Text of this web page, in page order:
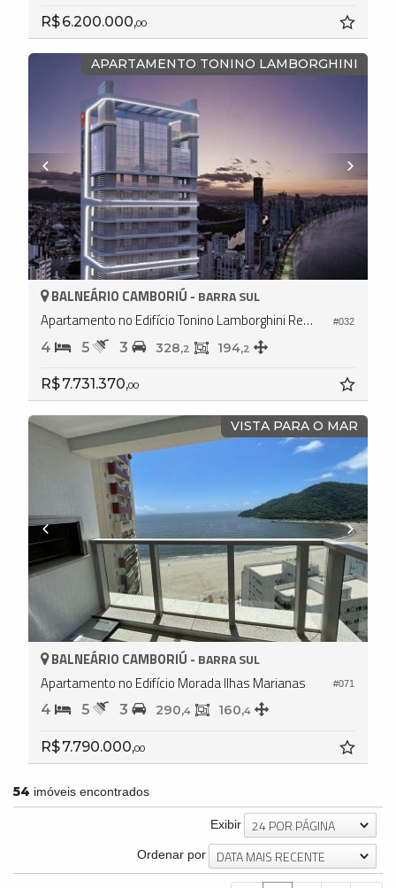
R$ 6.200.000,00
APARTAMENTO TONINO LAMBORGHINI
#032
BALNEÁRIO CAMBORIÚ - BARRA SUL
Apartamento no Edifício Tonino Lamborghini Residences
4 5 3 328,2 194,2
R$ 7.731.370,00
VISTA PARA O MAR
#071
BALNEÁRIO CAMBORIÚ - BARRA SUL
Apartamento no Edifício Morada Ilhas Marianas
4 5 3 290,4 160,4
R$ 7.790.000,00
54 imóveis encontrados
Exibir 24 POR PÁGINA
Ordenar por DATA MAIS RECENTE